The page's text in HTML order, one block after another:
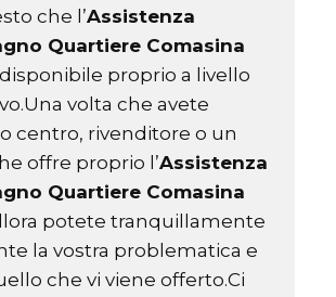
che l’Assistenza
Quartiere Comasina
proprio a livello
volta che avete
centro, rivenditore o un
offre proprio l’Assistenza
Quartiere Comasina
potete tranquillamente
la vostra problematica e
che vi viene offerto.Ci